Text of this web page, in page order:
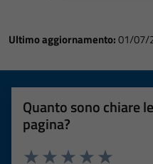
Ultimo aggiornamento:01/07/
Quanto sono chiare
pagina?